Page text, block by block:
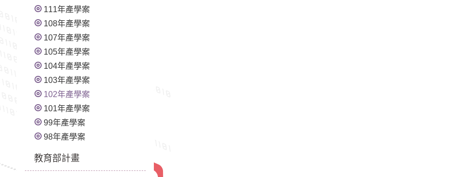
111年產學案
108年產學案
107年產學案
105年產學案
104年產學案
103年產學案
102年產學案
101年產學案
99年產學案
98年產學案
教育部計畫